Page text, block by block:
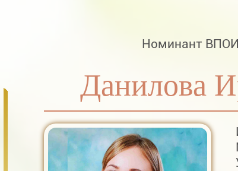
Номинант ВПОИ
Данилова